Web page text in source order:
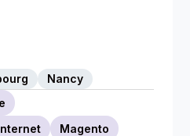
Nancy
Magento